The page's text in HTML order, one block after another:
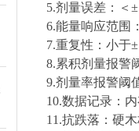
5.剂量误差：＜±
6.能量响应范围
7.重复性：小于±
8.累积剂量报警
9.剂量率报警阈
10.数据记录：
11.抗跌落：硬